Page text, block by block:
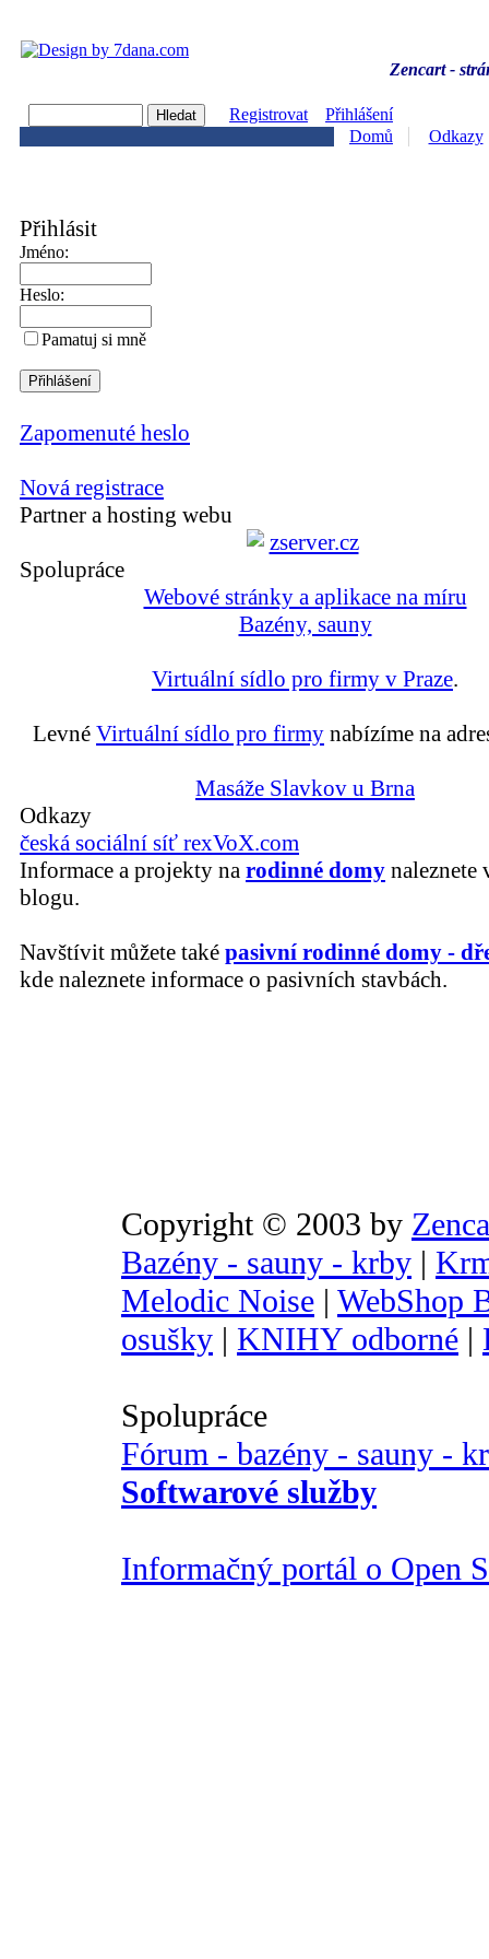
Zencart -
Registrovat
Přihlášení
Domů
Odkazy
Přihlásit
Jméno:
Heslo:
Pamatuj si mně
Zapomenuté heslo
Nová registrace
Partner a hosting webu
Spolupráce
Webové stránky a aplikace na míru
Bazény, sauny
Virtuální sídlo pro firmy v Praze.
Levné Virtuální sídlo pro firmy nabízíme na
Masáže Slavkov u Brna
Odkazy
česká sociální síť rexVoX.com
Informace a projekty na rodinné domy naleznete
blogu.
Navštívit můžete také pasivní rodinné domy -
kde naleznete informace o pasivních stavbách.
Copyright © 2003 by
Bazény - sauny - krby |
Melodic Noise | WebShop
osušky | KNIHY odborné |
Spolupráce
Fórum - bazény - sauny -
Softwarové služby
Informačný portál o Open